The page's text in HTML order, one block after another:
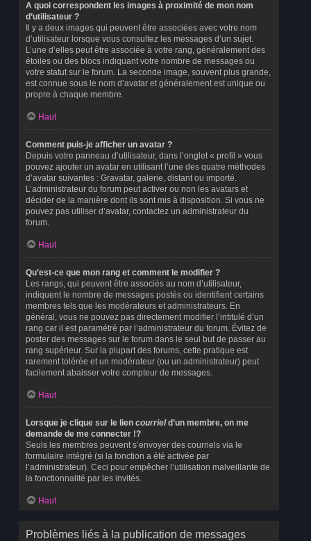
A quoi correspondent les images à proximité de mon nom
d’utilisateur ?
Il y a deux images qui peuvent être associées avec votre nom
d’utilisateur lorsque vous consultez les messages d’un sujet.
L’une d’elles peut être associée à votre rang, généralement des
étoiles ou des blocs indiquant votre nombre de messages ou
votre statut sur le forum. La seconde image, souvent plus grande,
est connue sous le nom d’avatar et généralement est unique ou
propre à chaque membre.
Haut
Comment puis-je afficher un avatar ?
Depuis votre panneau d’utilisateur, dans l’onglet « profil » vous
pouvez ajouter un avatar en utilisant l’une des quatre méthodes
d’avatar suivantes : Gravatar, galerie, distant ou importé.
L’administrateur du forum peut activer ou non les avatars et
décider de la manière dont ils sont mis à disposition. Si vous ne
pouvez pas utiliser d’avatar, contactez un administrateur du
forum.
Haut
Qu’est-ce que mon rang et comment le modifier ?
Les rangs, qui peuvent être associés au nom d’utilisateur,
indiquent le nombre de messages postés ou identifient certains
membres tels que les modérateurs et administrateurs. En
général, vous ne pouvez pas directement modifier l’intitulé d’un
rang car il est paramétré par l’administrateur du forum. Évitez de
poster des messages sur le forum dans le seul but de passer au
rang supérieur. Sur la plupart des forums, cette pratique est
rarement tolérée et un modérateur (ou un administrateur) peut
facilement abaisser votre compteur de messages.
Haut
Lorsque je clique sur le lien courrield’un membre, on me
demande de me connecter !?
Seuls les membres peuvent s’envoyer des courriels via le
formulaire intégré (si la fonction a été activée par
l’administrateur). Ceci pour empêcher l’utilisation malveillante de
la fonctionnalité par les invités.
Haut
Problèmes liés à la publication de messages